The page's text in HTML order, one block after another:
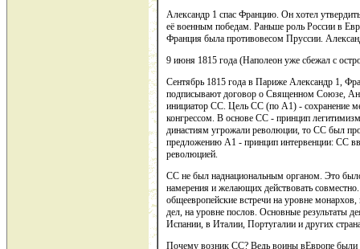
Александр 1 спас Францию. Он хотел
её военным победам. Раньше роль России в
Франция была противовесом Пруссии.
9 июня 1815 года (Наполеон уже сбежал с
Сентябрь 1815 года в Париже Александр 1,
подписывают договор о Священном Союзе,
инициатор СС. Цель СС (по А1) - сохранение
конгрессом. В основе СС - принцип
династиям угрожали революции, то СС был
предложению А1 - принцип интервенции: СС
революцией.
СС не был наднациональным органом. Это
намерения и желающих действовать
общеевропейские встречи на уровне
дел, на уровне послов. Основные результаты
Испании, в Италии, Португалии и других
Почему возник СС? Ведь воины вЕвропе